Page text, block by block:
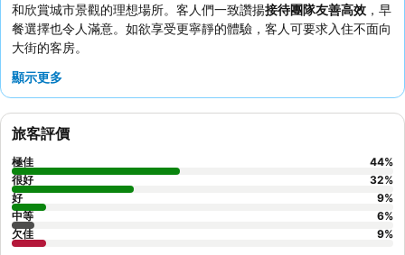
和欣賞城市景觀的理想場所。客人們一致讚揚接待團隊友善高效 ，早
餐選擇也令人滿意。如欲享受更寧靜的體驗，客人可要求入住不面向
大街的客房。
顯示更多
旅客評價
極佳 44%
很好
32%
好
9%
中等
6%
欠佳
9%